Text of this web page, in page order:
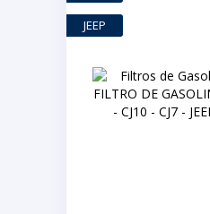
JEEP